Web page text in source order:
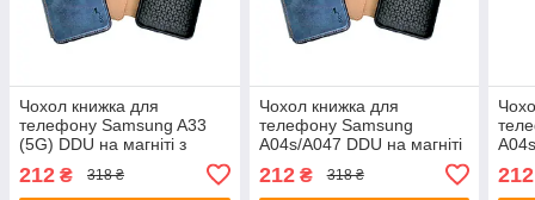
Чохол книжка для
телефону Samsung A33
(5G) DDU на магніті з
кишенею для карток Dark
212 ₴ 318 ₴
Чохол книжка для
телефону Samsung
A04s/A047 DDU на магніті
кишенею для карток Dark
212₴ 318 ₴ 212